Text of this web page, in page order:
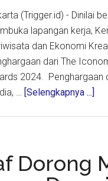
(Trigger.id) - Dinilai
lapangan kerja,
dan Ekonomi
dari The
2024. Penghargaan
… [Selengkapnya ...]
Dorong